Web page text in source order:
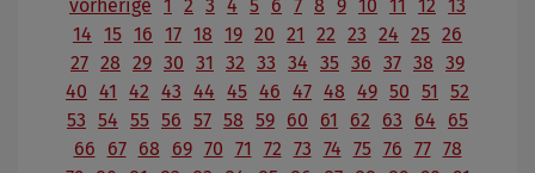
vorherige 1 2 3 4 5 6 7 8 9 10 11 12 13
14 15 16 17 18 19 20 21 22 23 24 25 26
27 28 29 30 31 32 33 34 35 36 37 38 39
40 41 42 43 44 45 46 47 48 49 50 51
52
53 54 55 56 57 58 59 60 61 62 63 64
65
66
67 68 69 70 71 72 73 74 75 76 77 78